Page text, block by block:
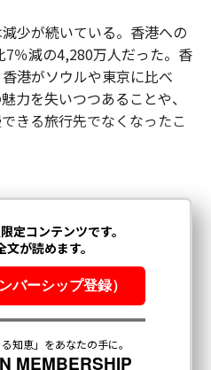
少が続いている。香港への
％減の4,280万人だった。香
港がソウルや東京に比べ
力を失いつつあることや、
きる旅行先でなくなったこ